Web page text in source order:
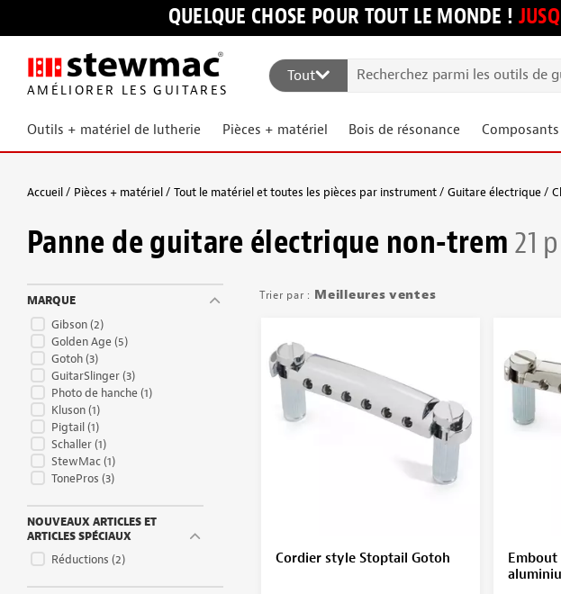
QUELQUE CHOSE POUR TOUT LE MONDE !
AMÉLIORER LES GUITARES
Tout
Outils + matériel de lutherie Pièces + matériel Bois de résonance
Accueil Pièces + matériel Tout le matériel et toutes les pièces par instrument Guitare électrique
Panne de guitare électrique non-trem21
MARQUE
Gibson(2)
Golden Age(5)
Gotoh(3)
GuitarSlinger(3)
Photo de hanche(1)
Kluson(1)
Pigtail(1)
Schaller(1)
StewMac(1)
TonePros (3)
NOUVEAUX ARTICLES ET
ARTICLES SPÉCIAUX
Réductions (2)
Meilleures ventes
Cordier style Stoptail Gotoh
Embout